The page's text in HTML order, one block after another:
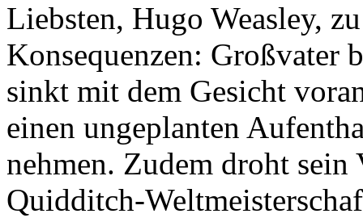
Liebsten, Hugo Weasley,
Konsequenzen: Großvater
sinkt mit dem Gesicht
einen ungeplanten
nehmen. Zudem droht
Quidditch-